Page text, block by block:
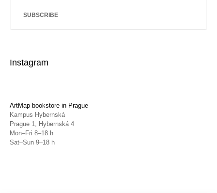
SUBSCRIBE
Instagram
ArtMap bookstore in Prague
Kampus Hybernská
Prague 1, Hybernská 4
Mon–Fri 8–18 h
Sat–Sun 9–18 h